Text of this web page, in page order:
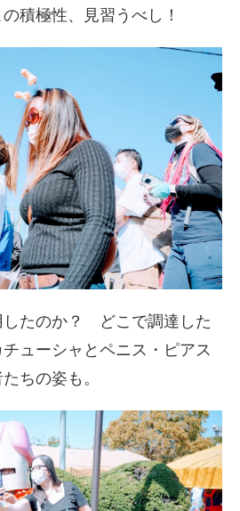
積極性、見習うべし！
したのか？ どこで調達した
ューシャとペニス・ピアス
ちの姿も。